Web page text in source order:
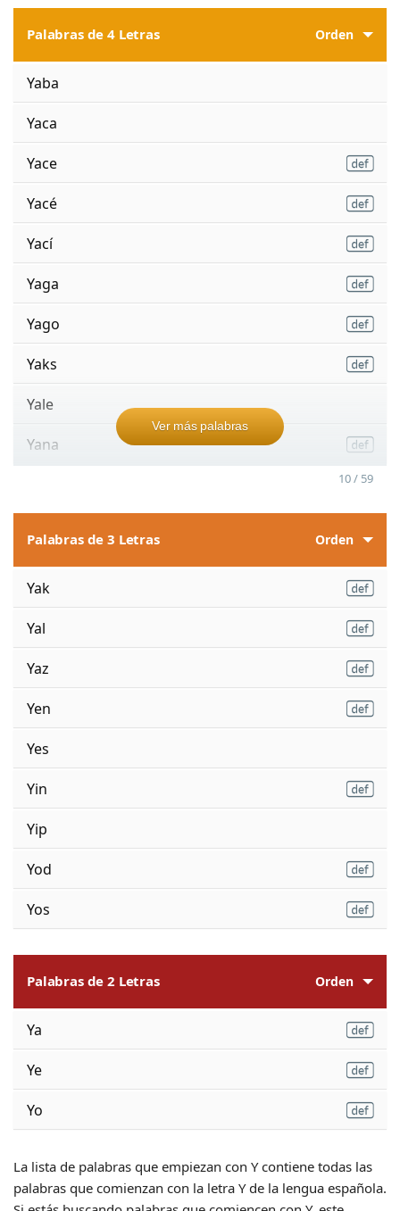
Palabras de 4 Letras Orden
Yaba
Yaca
Yace
Yacé
Yací
Yaga
Yago
Yaks
Yale
Yana
Ver más palabras
10 / 59
Palabras de 3 Letras Orden
Yak
Yal
Yaz
Yen
Yes
Yin
Yip
Yod
Yos
Palabras de 2 Letras Orden
Ya
Ye
Yo
La lista de palabras que empiezan con Y contiene todas las
palabras que comienzan con la letra Y de la lengua española.